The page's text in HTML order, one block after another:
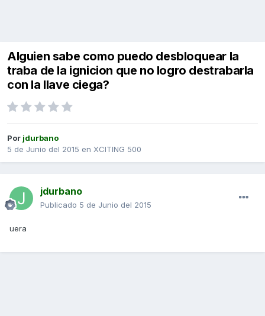
Alguien sabe como puedo desbloquear la
traba de la ignicion que no logro destrabarla
con la llave ciega?
Por jdurbano
5 de Junio del 2015 en XCITING 500
jdurbano
Publicado 5 de Junio del 2015
uera